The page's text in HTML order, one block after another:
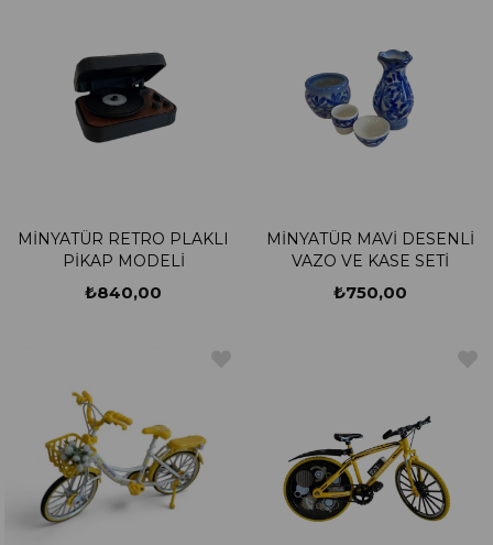
MİNYATÜR RETRO PLAKLI
PİKAP MODELİ
₺840,00
MİNYATÜR MAVİ DESENLİ
VAZO VE KASE SETİ
₺750,00